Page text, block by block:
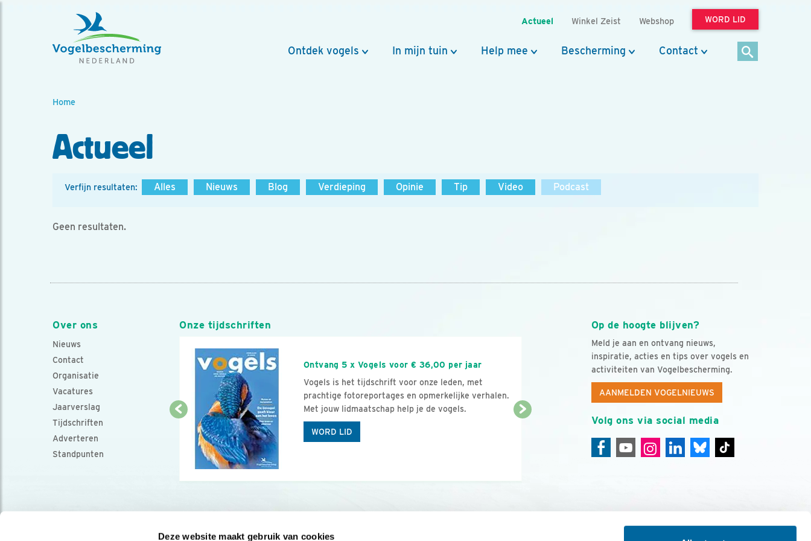
Deze website maakt gebruik van cookies
Actueel Winkel Zeist Webshop WORD LID
Ontdek vogels In mijn tuin Help mee Bescherming Contact
Home
Actueel
Verfijn resultaten: Alles Nieuws Blog Verdieping Opinie Tip Video Podcast
Geen resultaten.
Over ons
Nieuws
Contact
Organisatie
Vacatures
Jaarverslag
Tijdschriften
Adverteren
Standpunten
Op de hoogte blijven?
Meld je aan en ontvang nieuws,
inspiratie, acties en tips over vogels en
activiteiten van Vogelbescherming.
AANMELDEN VOGELNIEUWS
Volg ons via social media
Onze tijdschriften
Ontvang 5 x Vogels voor € 36,00 per jaar
Vogels is het tijdschrift voor onze leden, met
prachtige fotoreportages en opmerkelijke verhalen.
Met jouw lidmaatschap help je de vogels.
WORD LID